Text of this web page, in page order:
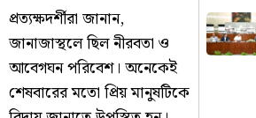
প্রত্যক্ষদর্শীরা জানান,
জানাজাস্থলে ছিল নীরবতা ও
আবেগঘন পরিবেশ। অনেকেই
শেষবারের মতো প্রিয় মানুষটিকে